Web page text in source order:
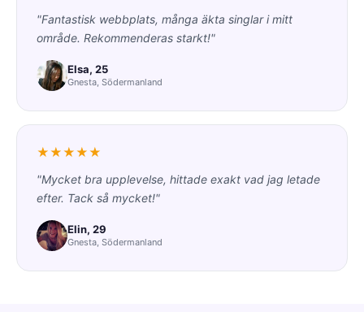
"Fantastisk webbplats, många äkta singlar i mitt
område. Rekommenderas starkt!"
Elsa, 25
Gnesta, Södermanland
★★★★★
"Mycket bra upplevelse, hittade exakt vad jag letade
efter. Tack så mycket!"
Elin, 29
Gnesta, Södermanland